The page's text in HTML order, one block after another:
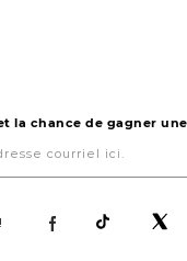
la chance de gagner